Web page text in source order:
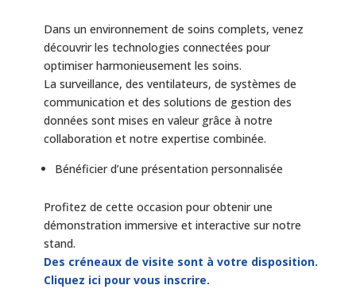
Dans un environnement de soins complets, venez
découvrir les technologies connectées pour
optimiser harmonieusement les soins.
La surveillance, des ventilateurs, de systèmes de
communication et des solutions de gestion des
données sont mises en valeur grâce à notre
collaboration et notre expertise combinée.
Bénéficier d’une présentation personnalisée
Profitez de cette occasion pour obtenir une
démonstration immersive et interactive sur notre
stand.
Des créneaux de visite sont à votre disposition.
Cliquez ici pour vous inscrire.